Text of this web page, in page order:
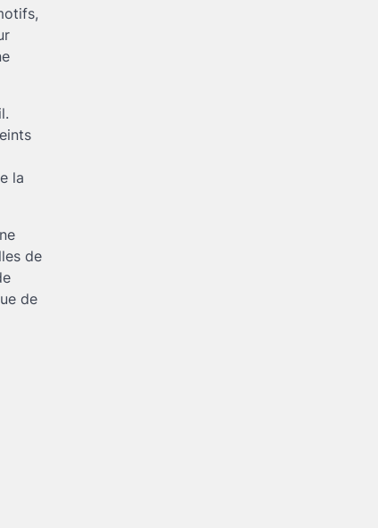
la
de
de